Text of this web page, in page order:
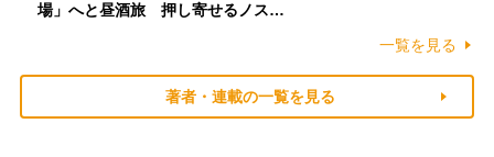
場」へと昼酒旅 押し寄せるノス…
一覧を見る
著者・連載の一覧を見る